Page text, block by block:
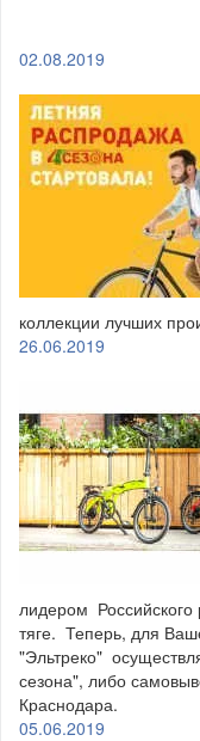
02.08.2019
коллекции лучших
26.06.2019
лидером Российского
тяге. Теперь, для
"Эльтреко"
сезона", либо
05.06.2019